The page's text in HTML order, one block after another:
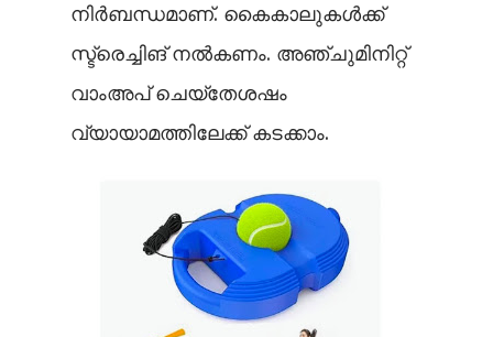
നിർബന്ധമാണ്. കൈകാലുകള്‍ക്ക്
സ്ട്രെച്ചിങ് നല്‍കണം. അഞ്ചുമിനിറ്റ്
വാംഅപ് ചെയ്തേശഷം
വ്യായാമത്തിലേക്ക് കടക്കാം.